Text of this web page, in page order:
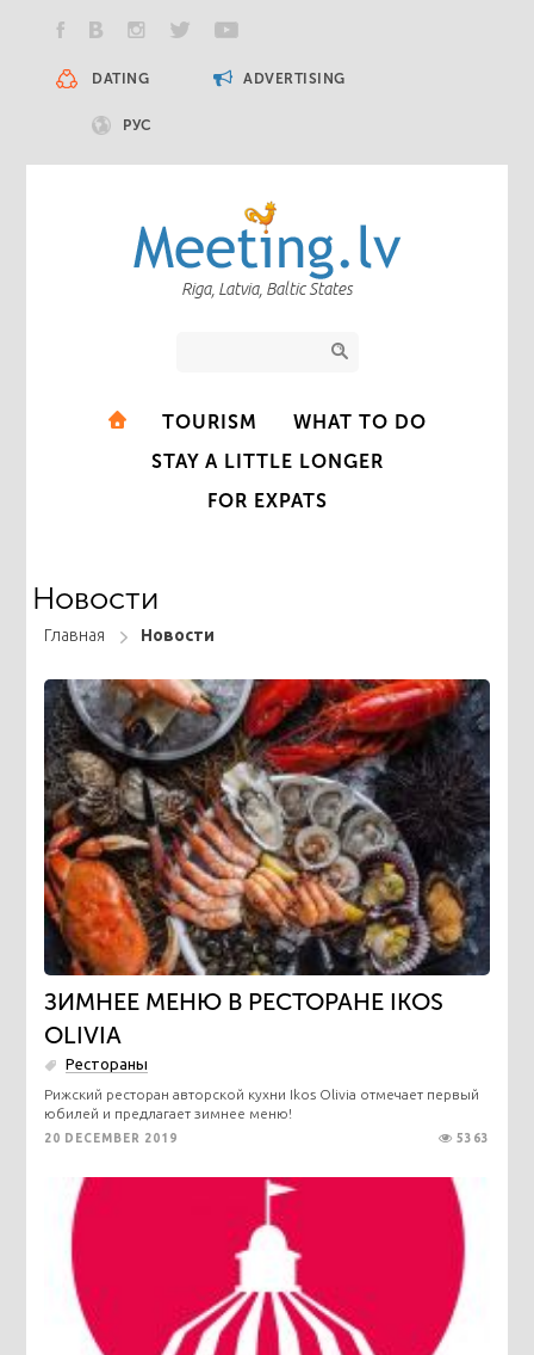
DATING ADVERTISING
РУС
Riga, Latvia, Baltic States
TOURISM
WHAT TO DO
STAY A LITTLE LONGER
FOR EXPATS
Новости
Главная Новости
ЗИМНЕЕ МЕНЮ В РЕСТОРАНЕ IKOS
OLIVIA
Рестораны
Рижский ресторан авторской кухни Ikos Olivia отмечает первый
юбилей и предлагает зимнее меню!
20 DECEMBER 2019 5363